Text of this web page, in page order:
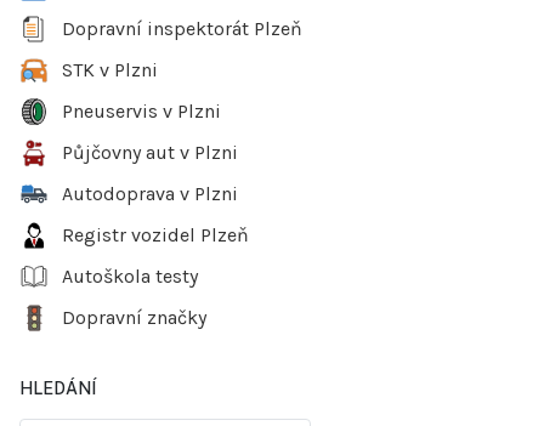
Dopravní inspektorát Plzeň
STK v Plzni
Pneuservis v Plzni
Půjčovny aut v Plzni
Autodoprava v Plzni
Registr vozidel Plzeň
Autoškola testy
Dopravní značky
HLEDÁNÍ